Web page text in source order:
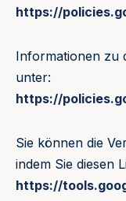
https://
Informationen zu
unter:
https://
Sie können die
indem Sie diesen
https://